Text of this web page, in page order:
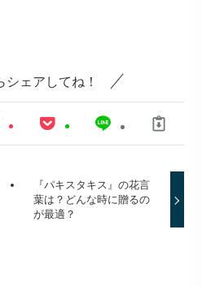
シェアしてね！
『パキスタキス』の花言
葉は？どんな時に贈るの
が最適？